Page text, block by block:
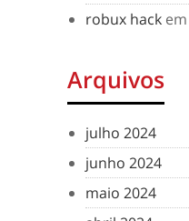
robux hack em
Arquivos
julho 2024
junho 2024
maio 2024